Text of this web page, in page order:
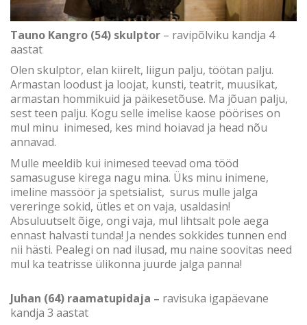
Tauno Kangro (54) skulptor – ravipõlviku kandja 4
aastat
Olen skulptor, elan kiirelt, liigun palju, töötan palju.
Armastan loodust ja loojat, kunsti, teatrit, muusikat,
armastan hommikuid ja päikesetõuse. Ma jõuan palju,
sest teen palju. Kogu selle imelise kaose pöörises on
mul minu inimesed, kes mind hoiavad ja head nõu
annavad.
Mulle meeldib kui inimesed teevad oma tööd
samasuguse kirega nagu mina. Üks minu inimene,
imeline massöör ja spetsialist, surus mulle jalga
vereringe sokid, ütles et on vaja, usaldasin!
Absuluutselt õige, ongi vaja, mul lihtsalt pole aega
ennast halvasti tunda! Ja nendes sokkides tunnen end
nii hästi. Pealegi on nad ilusad, mu naine soovitas need
mul ka teatrisse ülikonna juurde jalga panna!
Juhan (64) raamatupidaja – ravisuka igapäevane
kandja 3 aastat